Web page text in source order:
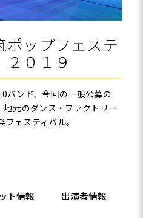
ップフェステ
０１９
バンド、今回の一般公募の
元のダンス・ファクトリー
ェスティバル。
ト情報 出演者情報